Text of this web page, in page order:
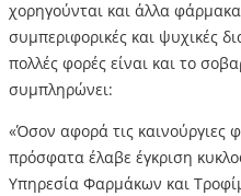
χορηγούνται και άλλα
συμπεριφορικές και ψυχικές
πολλές φορές είναι και το
συμπληρώνει:
«Όσον αφορά τις καινούργιες
πρόσφατα έλαβε έγκριση
Υπηρεσία Φαρμάκων και